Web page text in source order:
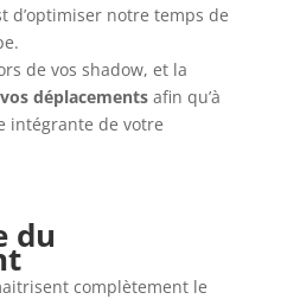
d’optimiser notre temps de
de vos shadow, et la
déplacementsafin qu’à
intégrante de votre
du
complètement le